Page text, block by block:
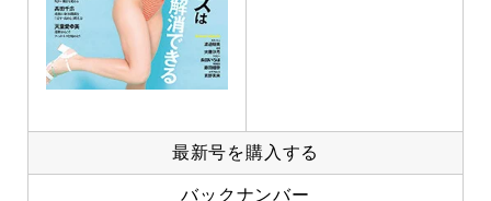
最新号を購入する
バックナンバー